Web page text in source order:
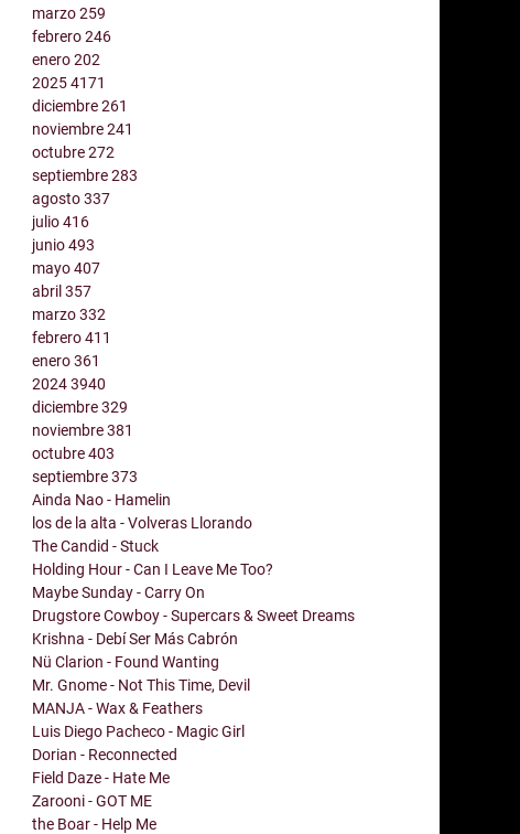
marzo259
febrero246
enero202
20254171
diciembre261
noviembre241
octubre272
septiembre283
agosto337
julio416
junio493
mayo407
abril357
marzo332
febrero411
enero361
20243940
diciembre329
noviembre381
octubre403
septiembre373
Ainda Nao - Hamelin
los de la alta - Volveras Llorando
The Candid - Stuck
Holding Hour - Can I Leave Me Too?
Maybe Sunday - Carry On
Drugstore Cowboy - Supercars & Sweet Dreams
Krishna - Debí Ser Más Cabrón
Nü Clarion - Found Wanting
Mr. Gnome - Not This Time, Devil
MANJA - Wax & Feathers
Luis Diego Pacheco - Magic Girl
Dorian - Reconnected
Field Daze - Hate Me
Zarooni - GOT ME
the Boar - Help Me